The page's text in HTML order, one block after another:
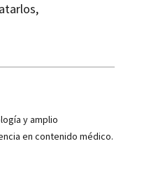
y amplio
en contenido médico.